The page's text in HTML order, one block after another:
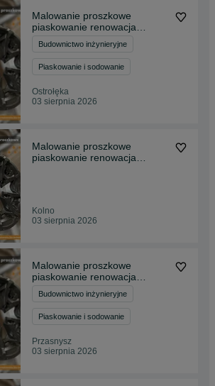
Malowanie proszkowe
piaskowanie renowacja
Budownictwo inżynieryjne
Piaskowanie i sodowanie
Ostrołęka
03 sierpnia 2026
Malowanie proszkowe
piaskowanie renowacja
Kolno
03 sierpnia 2026
Malowanie proszkowe
piaskowanie renowacja
Budownictwo inżynieryjne
Piaskowanie i sodowanie
Przasnysz
03 sierpnia 2026